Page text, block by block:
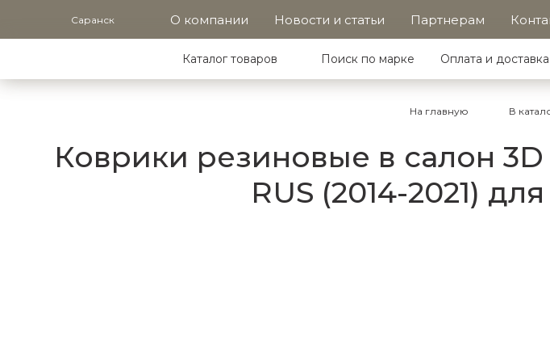
Саранск О компании Новости и статьи Партнерам
Каталог товаров Поиск по марке Оплата и доставка
На главную В
Коврики резиновые в салон
RUS (2014-2021)